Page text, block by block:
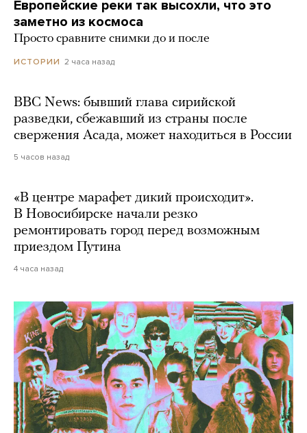
Европейские реки так высохли, что это
заметно из космоса
Просто сравните снимки до и после
ИСТОРИИ 2 часа назад
BBC News: бывший глава сирийской
разведки, сбежавший из страны после
свержения Асада, может находиться в России
5 часов назад
«В центре марафет дикий происходит».
В Новосибирске начали резко
ремонтировать город перед возможным
приездом Путина
4 часа назад